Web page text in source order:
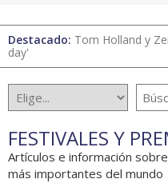
Destacado: Tom Holland y
day'
FESTIVALES Y
Artículos e información
más importantes del mundo